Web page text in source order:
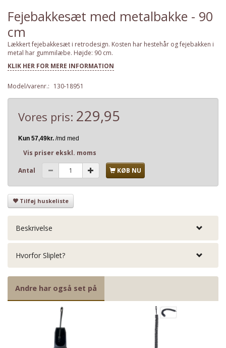
Fejebakkesæt med metalbakke - 90
cm
Lækkert fejebakkesæt i retrodesign. Kosten har hestehår og fejebakken i
metal har gummilæbe. Højde: 90 cm.
KLIK HER FOR MERE INFORMATION
Model/varenr.: 130-18951
Vores pris: 229,95
Vis priser ekskl. moms
Antal KØB NU
Tilføj huskeliste
Beskrivelse
Hvorfor Sliplet?
Andre har også set på